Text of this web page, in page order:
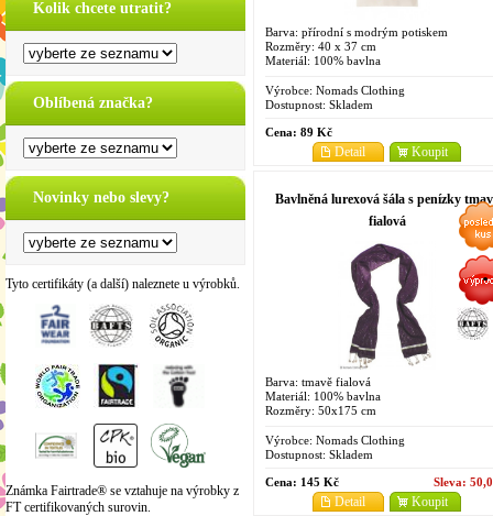
Kolik chcete utratit?
Oblíbená značka?
Novinky nebo slevy?
Tyto certifikáty (a další) naleznete u výrobků.
Známka Fairtrade® se vztahuje na výrobky z
FT certifikovaných surovin.
Barva: přírodní s modrým potiskem
Rozměry: 40 x 37 cm
Materiál: 100% bavlna
Výrobce: Nomads Clothing
Dostupnost: Skladem
Cena: 89 Kč
Koupit
Detail
Bavlněná lurexová šála s penízky
fialová
Barva: tmavě fialová
Materiál: 100% bavlna
Rozměry: 50x175 cm
Výrobce: Nomads Clothing
Dostupnost: Skladem
Cena: 145 Kč Sleva:
Koupit
Detail